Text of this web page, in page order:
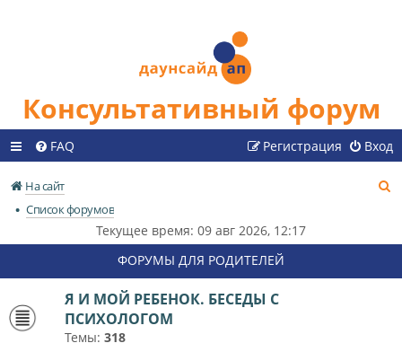
Консультативный форум
FAQ Вход
Регистрация
На сайт
Список форумов
к
Текущее время: 09 авг 2026, 12:17
ФОРУМЫ ДЛЯ РОДИТЕЛЕЙ
Я И МОЙ РЕБЕНОК. БЕСЕДЫ С
ПСИХОЛОГОМ
Темы: 318